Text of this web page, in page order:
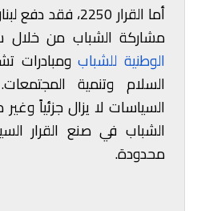
أما القرار 2250،
مشاركة الشباب من خلال
الوطنية للشباب ومبادرات
السلام وتنمية
السياسات لا يزال جزئياً
الشباب في صنع القرار
محدودة.